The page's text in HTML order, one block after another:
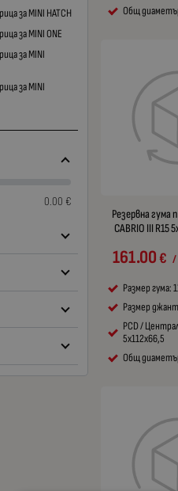
Общ
Резервна гума
CABRIO III R15
161.00€ /
Размер гума:
Размер
PCD /
5x112x66,5
Общ
за MINI HATCH
за MINI ONE
за MINI
за MINI
0.00 €